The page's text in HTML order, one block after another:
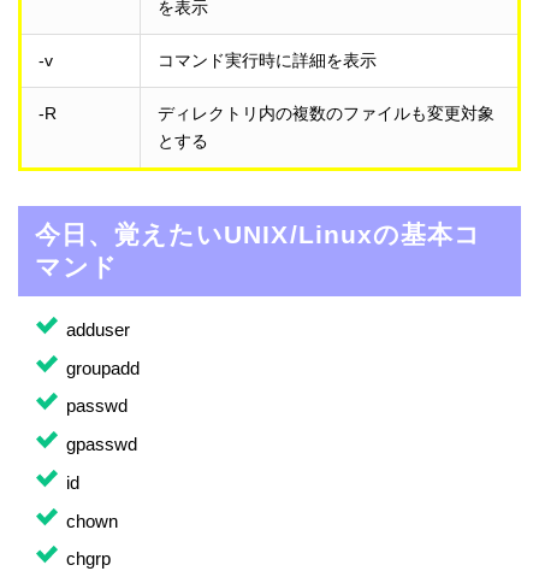
を表示
-v コマンド実行時に詳細を表示
-R
ディレクトリ内の複数のファイルも変更対象
とする
今日、覚えたいUNIX/Linuxの基本コ
マンド
adduser
groupadd
passwd
gpasswd
id
chown
chgrp